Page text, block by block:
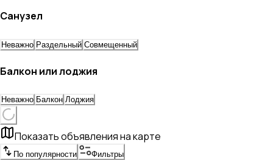
Санузел
Неважно Раздельный Совмещенный
Балкон или лоджия
Неважно Балкон Лоджия
Показать объявления на карте
По популярности Фильтры